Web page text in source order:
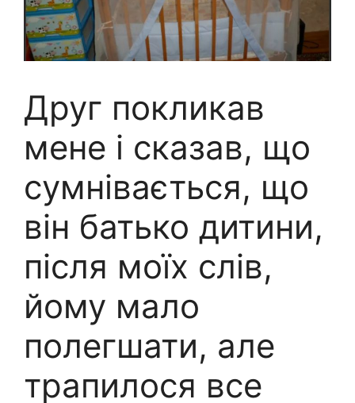
Друг покликав
мене і сказав, що
сумнівається, що
він батько дитини,
після моїх слів,
йому мало
полегшати, але
трапилося все